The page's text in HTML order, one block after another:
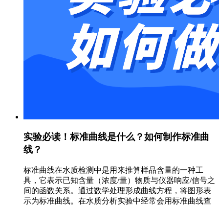
实验必读！标准曲线是什么？如何制作标准曲
线？
标准曲线在水质检测中是用来推算样品含量的一种工
具，它表示已知含量（浓度/量）物质与仪器响应/信号之
间的函数关系。通过数学处理形成曲线方程，将图形表
示为标准曲线。在水质分析实验中经常会用标准曲线查